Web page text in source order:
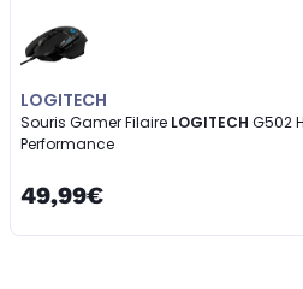
LOGITECH
Souris Gamer Filaire LOGITECH
Performance
49,99€